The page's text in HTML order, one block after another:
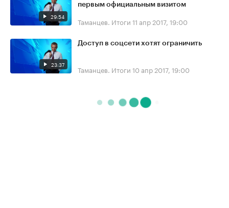
29:54
первым официальным визитом
Таманцев. Итоги 11 апр 2017, 19:00
23:37
Доступ в соцсети хотят ограничить
Таманцев. Итоги 10 апр 2017, 19:00